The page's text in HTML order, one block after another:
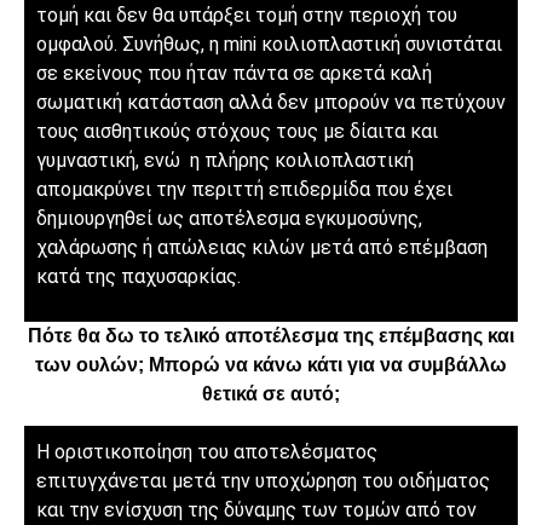
τομή και δεν θα υπάρξει τομή στην περιοχή του
ομφαλού. Συνήθως, η mini κοιλιοπλαστική συνιστάται
σε εκείνους που ήταν πάντα σε αρκετά καλή
σωματική κατάσταση αλλά δεν μπορούν να πετύχουν
τους αισθητικούς στόχους τους με δίαιτα και
γυμναστική, ενώ η πλήρης κοιλιοπλαστική
απομακρύνει την περιττή επιδερμίδα που έχει
δημιουργηθεί ως αποτέλεσμα εγκυμοσύνης,
χαλάρωσης ή απώλειας κιλών μετά από επέμβαση
κατά της παχυσαρκίας.
Πότε θα δω το τελικό αποτέλεσμα της επέμβασης και
των ουλών; Μπορώ να κάνω κάτι για να συμβάλλω
θετικά σε αυτό;
Η οριστικοποίηση του αποτελέσματος
επιτυγχάνεται μετά την υποχώρηση του οιδήματος
και την ενίσχυση της δύναμης των τομών από τον